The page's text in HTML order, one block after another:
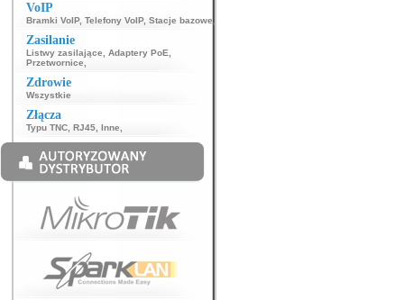
VoIP
Bramki VoIP, Telefony VoIP, Stacje bazowe
Zasilanie
Listwy zasilające Adaptery PoE
Przetwornice
Zdrowie
Wszystkie
Złącza
Typu TNC RJ45 Inne